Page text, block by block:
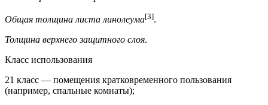
Общая толщина листа линолеума[3].
Толщина верхнего защитного слоя.
Класс использования
21 класс — помещения кратковременного пользования
(например, спальные комнаты);